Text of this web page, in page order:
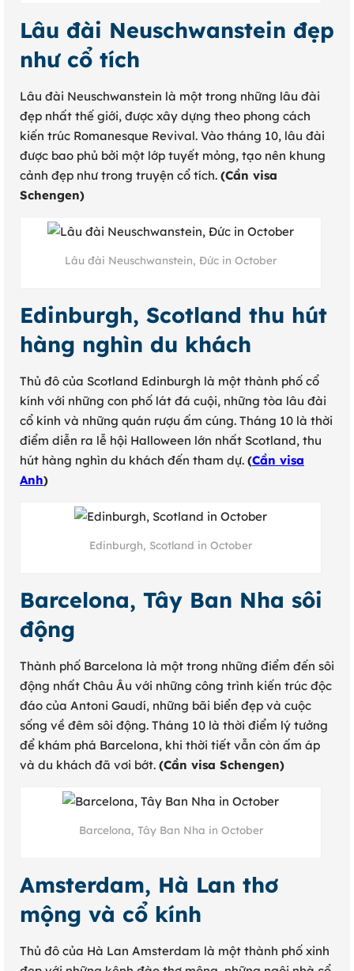
Lâu đài Neuschwanstein đẹp
như cổ tích
Lâu đài Neuschwanstein là một trong những lâu đài
đẹp nhất thế giới, được xây dựng theo phong cách
kiến trúc Romanesque Revival. Vào tháng 10, lâu đài
được bao phủ bởi một lớp tuyết mỏng, tạo nên khung
cảnh đẹp như trong truyện cổ tích. (Cần visa
Schengen)
Lâu đài Neuschwanstein, Đức in October
Edinburgh, Scotland thu hút
hàng nghìn du khách
Thủ đô của Scotland Edinburgh là một thành phố cổ
kính với những con phố lát đá cuội, những tòa lâu đài
cổ kính và những quán rượu ấm cúng. Tháng 10 là thời
điểm diễn ra lễ hội Halloween lớn nhất Scotland, thu
hút hàng nghìn du khách đến tham dự. (Cần visa
Anh)
Edinburgh, Scotland in October
Barcelona, Tây Ban Nha sôi
động
Thành phố Barcelona là một trong những điểm đến sôi
động nhất Châu Âu với những công trình kiến trúc độc
đáo của Antoni Gaudí, những bãi biển đẹp và cuộc
sống về đêm sôi động. Tháng 10 là thời điểm lý tưởng
để khám phá Barcelona, khi thời tiết vẫn còn ấm áp
và du khách đã vơi bớt. (Cần visa Schengen)
Barcelona, Tây Ban Nha in October
Amsterdam, Hà Lan thơ
mộng và cổ kính
Thủ đô của Hà Lan Amsterdam là một thành phố xinh